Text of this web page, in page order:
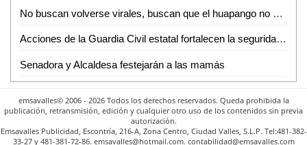
No buscan volverse virales, buscan que el huapango no se pierda en los pueblos: Trío Sierra Gorda
Acciones de la Guardia Civil estatal fortalecen la seguridad en San Luis Potosí
Senadora y Alcaldesa festejarán a las mamás
emsavalles© 2006 - 2026 Todos los derechos reservados. Queda prohibida la
publicación, retransmisión, edición y cualquier otro uso de los contenidos sin previa
autorización.
Emsavalles Publicidad, Escontría, 216-A, Zona Centro, Ciudad Valles, S.L.P. Tel:481-382-
33-27 y 481-381-72-86. emsavalles@hotmail.com. contabilidad@emsavalles.com